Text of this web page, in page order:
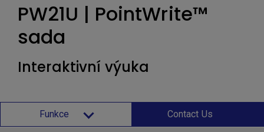
PW21U | PointWrite™
sada
Interaktivní výuka
Funkce Contact Us